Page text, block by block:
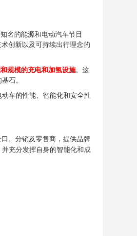
名的能源和电动汽车节目
创新以及可持续出行理念的
规模的充电和加氢设施。这
石。
车的性能、智能化和安全性
、分销及零售商，提供品牌
并充分发挥自身的智能化和成